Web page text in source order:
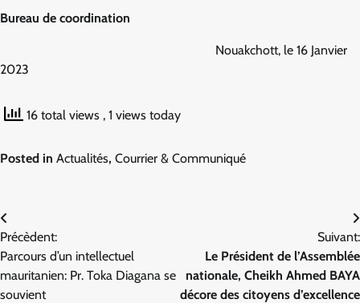
Bureau de coordination
Nouakchott, le 16 Janvier
2023
16 total views , 1 views today
Posted in Actualités, Courrier & Communiqué
Navigation
de
l’article
Précèdent:
Parcours d’un intellectuel
mauritanien: Pr. Toka Diagana se
souvient
Suivant:
Le Président de l’Assemblée
nationale, Cheikh Ahmed BAYA
décore des citoyens d’excellence